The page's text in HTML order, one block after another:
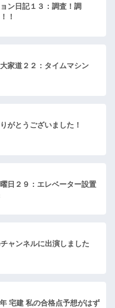
ン日記１３：調査！調
！
家道２２：タイムマシン
がとうございました！
日２９：エレベーター設置
ャンネルに出演しました
宅建 私の合格点予想がはず